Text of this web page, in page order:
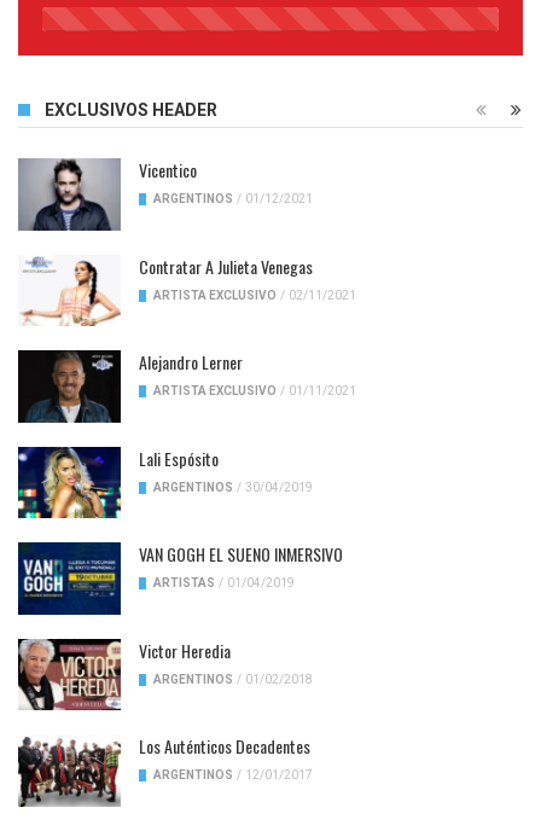
45%
EXCLUSIVOS HEADER
Vicentico
ARGENTINOS / 01/12/2021
Contratar A Julieta Venegas
ARTISTA EXCLUSIVO / 02/11/2021
Alejandro Lerner
ARTISTA EXCLUSIVO / 01/11/2021
Lali Espósito
ARGENTINOS / 30/04/2019
VAN GOGH EL SUENO INMERSIVO
ARTISTAS / 01/04/2019
Victor Heredia
ARGENTINOS / 01/02/2018
Los Auténticos Decadentes
ARGENTINOS / 12/01/2017